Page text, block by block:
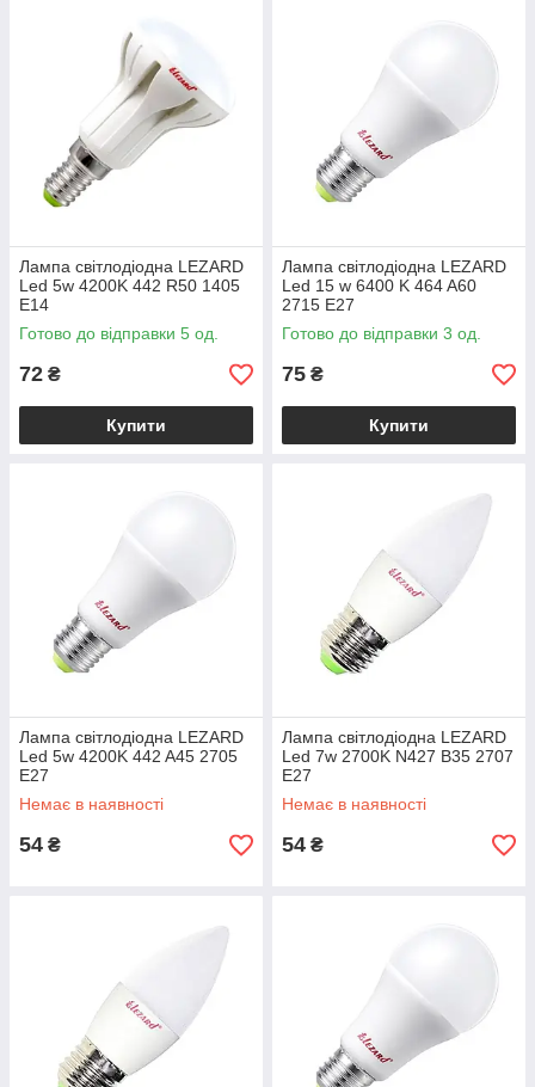
Лампа світлодіодна LEZARD
Led 5w 4200K 442 R50 1405
E14
Готово до відправки 5 од.
72 ₴
Купити
Лампа світлодіодна LEZARD
Led 15 w 6400 K 464 A60
2715 E27
Готово до відправки 3 од.
75 ₴
Купити
Лампа світлодіодна LEZARD
Led 5w 4200K 442 A45 2705
E27
Немає в наявності
54 ₴
Лампа світлодіодна LEZARD
Led 7w 2700K N427 B35 2707
E27
Немає в наявності
54 ₴